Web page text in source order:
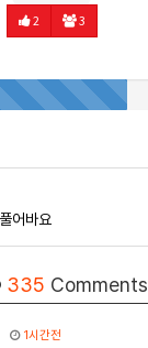
2 3
어바요
335 Comments
1시간전